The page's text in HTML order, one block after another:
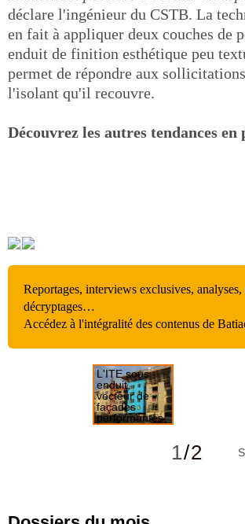
déclare l'ingénieur du CSTB. La
en fait à appliquer deux couches de
enduit de finition esthétique peu
permet de répondre aux
l'isolant qu'il recouvre.
Découvrez les autres tendances en
Reportages, interviews exclusives, analyses,
décryptages…
Accédez à l'intégralité des contenus de
L'ITE sous
enduit,
vecteur de
façades
performantes
1/2